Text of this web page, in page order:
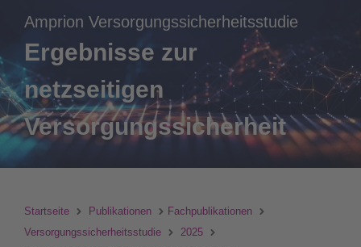
Amprion Versorgungssicherheitsstudie
Ergebnisse zur
netzseitigen
Versorgungssicherheit
Startseite Publikationen
Fachpublikationen
Versorgungssicherheitsstudie
2025